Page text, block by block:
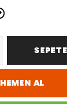
HEMEN AL